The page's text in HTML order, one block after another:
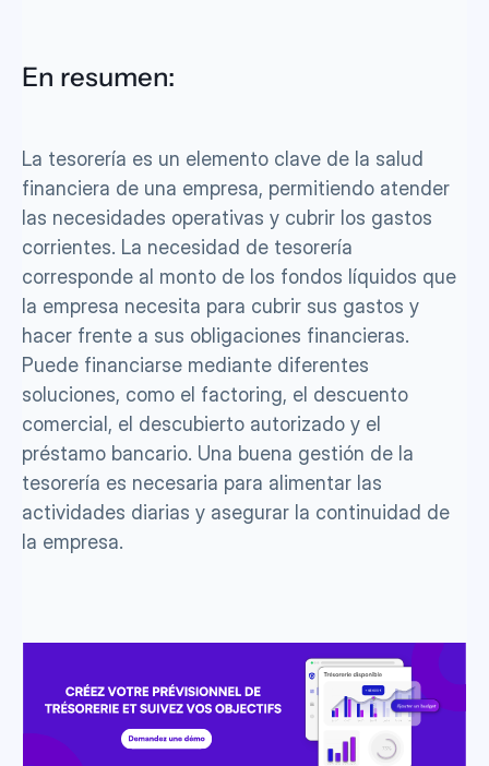
En resumen:
La tesorería es un elemento clave de la salud
financiera de una empresa, permitiendo atender
las necesidades operativas y cubrir los gastos
corrientes. La necesidad de tesorería
corresponde al monto de los fondos líquidos que
la empresa necesita para cubrir sus gastos y
hacer frente a sus obligaciones financieras.
Puede financiarse mediante diferentes
soluciones, como el factoring, el descuento
comercial, el descubierto autorizado y el
préstamo bancario. Una buena gestión de la
tesorería es necesaria para alimentar las
actividades diarias y asegurar la continuidad de
la empresa.